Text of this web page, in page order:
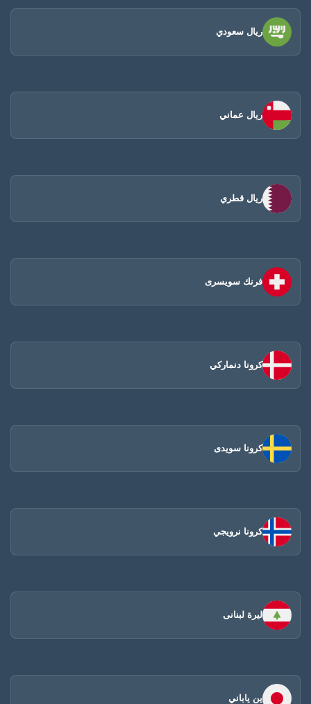
ريال سعودي
ريال عماني
ريال قطري
فرنك سويسرى
كرونا دنماركي
كرونا سويدى
كرونا نرويجي
ليرة لبنانى
ين ياباني